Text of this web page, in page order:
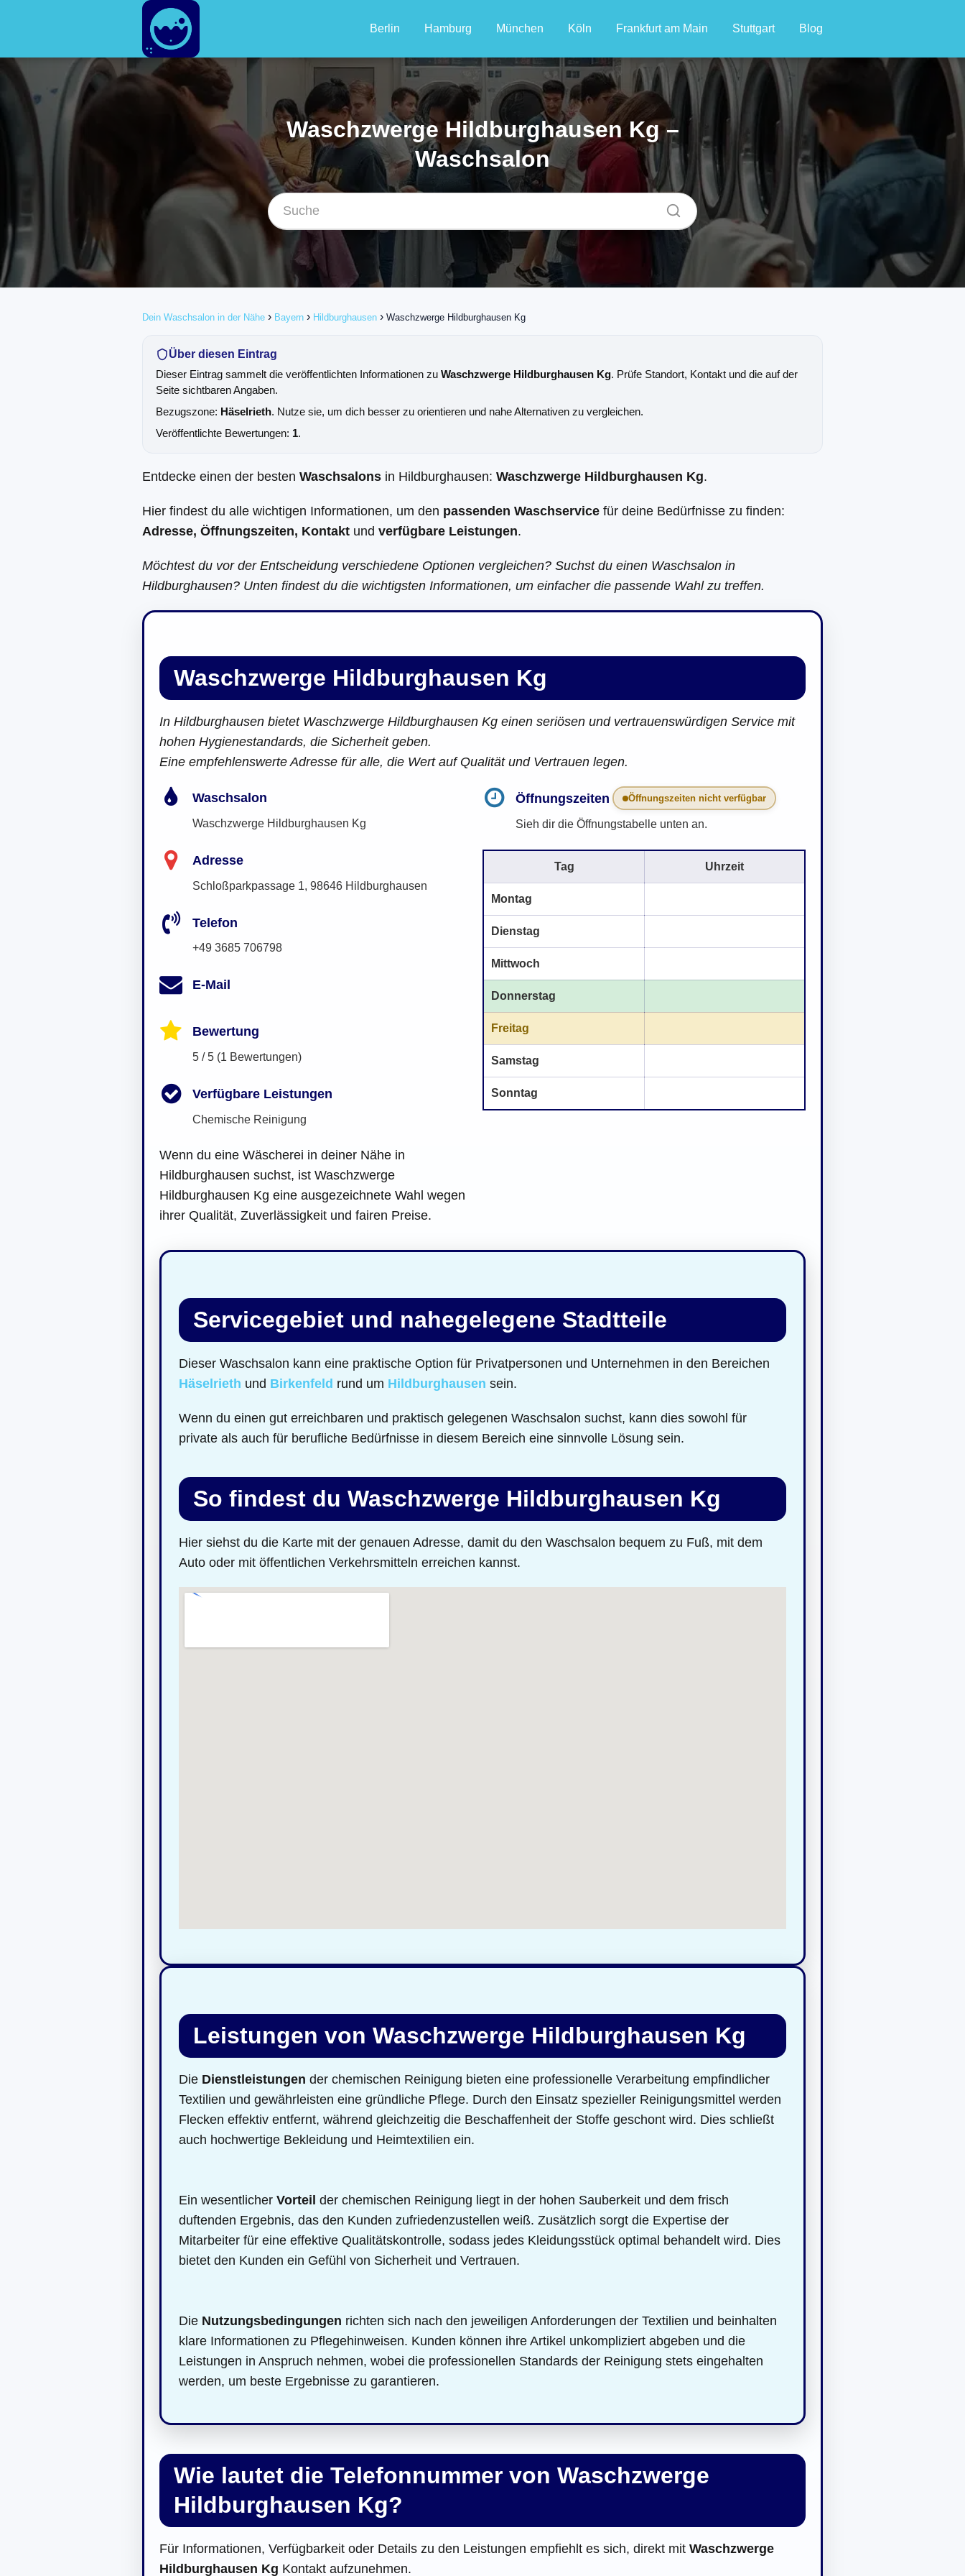
Berlin Hamburg München Köln Frankfurt am Main Stuttgart Blog
Waschzwerge Hildburghausen Kg –
Waschsalon
Dein Waschsalon in der Nähe Bayern Hildburghausen Waschzwerge Hildburghausen Kg
Über diesen Eintrag
Dieser Eintrag sammelt die veröffentlichten Informationen zu Waschzwerge Hildburghausen Kg. Prüfe Standort, Kontakt und die auf der
Seite sichtbaren Angaben.
Bezugszone: Häselrieth. Nutze sie, um dich besser zu orientieren und nahe Alternativen zu vergleichen.
Veröffentlichte Bewertungen: 1.
Entdecke einen der besten Waschsalons in Hildburghausen: Waschzwerge Hildburghausen Kg.
Hier findest du alle wichtigen Informationen, um den passenden Waschservice für deine Bedürfnisse zu finden:
Adresse, Öffnungszeiten, Kontakt und verfügbare Leistungen.
Möchtest du vor der Entscheidung verschiedene Optionen vergleichen? Suchst du einen Waschsalon in
Hildburghausen? Unten findest du die wichtigsten Informationen, um einfacher die passende Wahl zu treffen.
Waschzwerge Hildburghausen Kg
In Hildburghausen bietet Waschzwerge Hildburghausen Kg einen seriösen und vertrauenswürdigen Service mit
hohen Hygienestandards, die Sicherheit geben.
Eine empfehlenswerte Adresse für alle, die Wert auf Qualität und Vertrauen legen.
Waschsalon
Waschzwerge Hildburghausen Kg
Adresse
Schloßparkpassage 1, 98646 Hildburghausen
Telefon
+49 3685 706798
E-Mail
Bewertung
5 / 5 (1 Bewertungen)
Verfügbare Leistungen
Chemische Reinigung
Wenn du eine Wäscherei in deiner Nähe in
Hildburghausen suchst, ist Waschzwerge
Hildburghausen Kg eine ausgezeichnete Wahl wegen
ihrer Qualität, Zuverlässigkeit und fairen Preise.
Öffnungszeiten Öffnungszeiten nicht verfügbar
Sieh dir die Öffnungstabelle unten an.
Tag Uhrzeit
Montag
Dienstag
Mittwoch
Donnerstag
Freitag
Samstag
Sonntag
Servicegebiet und nahegelegene Stadtteile
Dieser Waschsalon kann eine praktische Option für Privatpersonen und Unternehmen in den Bereichen
Häselrieth und Birkenfeld rund um Hildburghausen sein.
Wenn du einen gut erreichbaren und praktisch gelegenen Waschsalon suchst, kann dies sowohl für
private als auch für berufliche Bedürfnisse in diesem Bereich eine sinnvolle Lösung sein.
So findest du Waschzwerge Hildburghausen Kg
Hier siehst du die Karte mit der genauen Adresse, damit du den Waschsalon bequem zu Fuß, mit dem
Auto oder mit öffentlichen Verkehrsmitteln erreichen kannst.
Leistungen von Waschzwerge Hildburghausen Kg
Die Dienstleistungen der chemischen Reinigung bieten eine professionelle Verarbeitung empfindlicher
Textilien und gewährleisten eine gründliche Pflege. Durch den Einsatz spezieller Reinigungsmittel werden
Flecken effektiv entfernt, während gleichzeitig die Beschaffenheit der Stoffe geschont wird. Dies schließt
auch hochwertige Bekleidung und Heimtextilien ein.
Ein wesentlicher Vorteil der chemischen Reinigung liegt in der hohen Sauberkeit und dem frisch
duftenden Ergebnis, das den Kunden zufriedenzustellen weiß. Zusätzlich sorgt die Expertise der
Mitarbeiter für eine effektive Qualitätskontrolle, sodass jedes Kleidungsstück optimal behandelt wird. Dies
bietet den Kunden ein Gefühl von Sicherheit und Vertrauen.
Die Nutzungsbedingungen richten sich nach den jeweiligen Anforderungen der Textilien und beinhalten
klare Informationen zu Pflegehinweisen. Kunden können ihre Artikel unkompliziert abgeben und die
Leistungen in Anspruch nehmen, wobei die professionellen Standards der Reinigung stets eingehalten
werden, um beste Ergebnisse zu garantieren.
Wie lautet die Telefonnummer von Waschzwerge
Hildburghausen Kg?
Für Informationen, Verfügbarkeit oder Details zu den Leistungen empfiehlt es sich, direkt mit Waschzwerge
Hildburghausen Kg Kontakt aufzunehmen.